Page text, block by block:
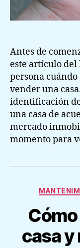
Antes de
este artículo del
persona
vender una
identificación
una casa de
mercado
momento para
casa y